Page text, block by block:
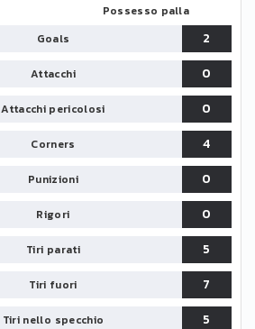
Possesso palla
Goals
2
Attacchi
0
Attacchi pericolosi
0
Corners
4
Punizioni
0
Rigori
0
Tiri parati
5
Tiri fuori
7
Tiri nello specchio 5